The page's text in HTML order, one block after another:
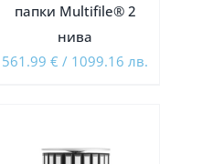
папки Multifile® 2
нива
561.99€ / 1099.16 лв.